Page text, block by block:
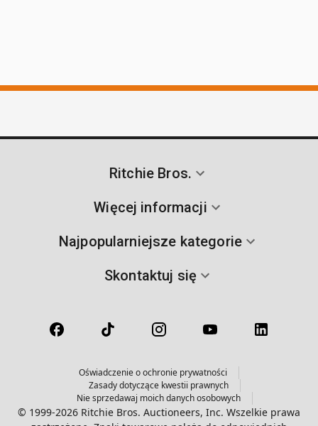
Ritchie Bros.
Więcej informacji
Najpopularniejsze kategorie
Skontaktuj się
Oświadczenie o ochronie prywatności
Zasady dotyczące kwestii prawnych
Nie sprzedawaj moich danych osobowych
© 1999-2026 Ritchie Bros. Auctioneers, Inc. Wszelkie prawa